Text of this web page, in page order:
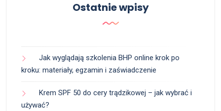
Ostatnie wpisy
Jak wyglądają szkolenia BHP online krok po
kroku: materiały, egzamin i zaświadczenie
Krem SPF 50 do cery trądzikowej – jak wybrać i
używać?